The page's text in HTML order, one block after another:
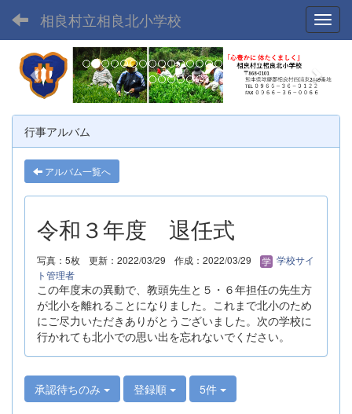
相良村立相良北小学校
p
r
e
v
i
o
u
e
x
t
行事アルバム
アルバム一覧へ
令和３年度 退任式
写真：5枚 更新：2022/03/29 作成：2022/03/29
学校サイ
ト管理者
この年度末の異動で、教頭先生と５・６年担任の先生方
が北小を離れることになりました。これまで北小のため
にご尽力いただきありがとうございました。次の学校に
行かれても北小での思い出を忘れないでください。
承認待ちのみ 登録順 5件